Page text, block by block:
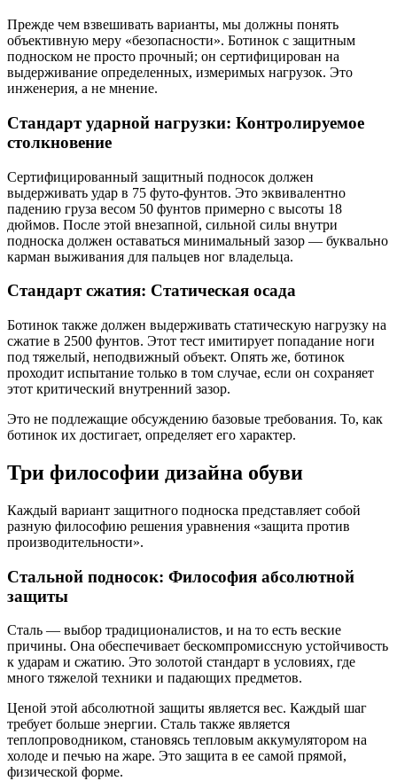
Прежде чем взвешивать варианты, мы должны понять
объективную меру «безопасности». Ботинок с защитным
подноском не просто прочный; он сертифицирован на
выдерживание определенных, измеримых нагрузок. Это
инженерия, а не мнение.
Стандарт ударной нагрузки: Контролируемое
столкновение
Сертифицированный защитный подносок должен
выдерживать удар в 75 футо-фунтов. Это эквивалентно
падению груза весом 50 фунтов примерно с высоты 18
дюймов. После этой внезапной, сильной силы внутри
подноска должен оставаться минимальный зазор — буквально
карман выживания для пальцев ног владельца.
Стандарт сжатия: Статическая осада
Ботинок также должен выдерживать статическую нагрузку на
сжатие в 2500 фунтов. Этот тест имитирует попадание ноги
под тяжелый, неподвижный объект. Опять же, ботинок
проходит испытание только в том случае, если он сохраняет
этот критический внутренний зазор.
Это не подлежащие обсуждению базовые требования. То, как
ботинок их достигает, определяет его характер.
Три философии дизайна обуви
Каждый вариант защитного подноска представляет собой
разную философию решения уравнения «защита против
производительности».
Стальной подносок: Философия абсолютной
защиты
Сталь — выбор традиционалистов, и на то есть веские
причины. Она обеспечивает бескомпромиссную устойчивость
к ударам и сжатию. Это золотой стандарт в условиях, где
много тяжелой техники и падающих предметов.
Ценой этой абсолютной защиты является вес. Каждый шаг
требует больше энергии. Сталь также является
теплопроводником, становясь тепловым аккумулятором на
холоде и печью на жаре. Это защита в ее самой прямой,
физической форме.